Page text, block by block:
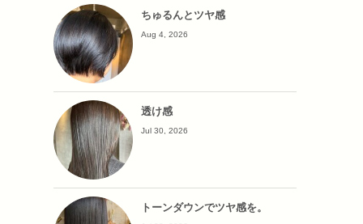
ちゅるんとツヤ感
Aug 4, 2026
透け感
Jul 30, 2026
トーンダウンでツヤ感を。